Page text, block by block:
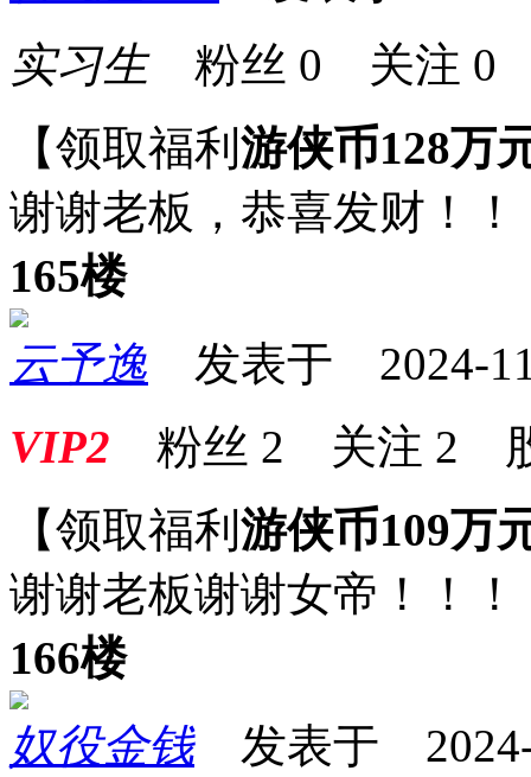
实习生粉丝 0 关注 0
【领取福利 游侠币128万
谢谢老板，恭喜发财！！
165楼
云予逸 发表于 2024-
VIP2 粉丝 2 关注 2
【领取福利 游侠币109万
谢谢老板谢谢女帝！！！
166楼
奴役金钱发表于 2024-